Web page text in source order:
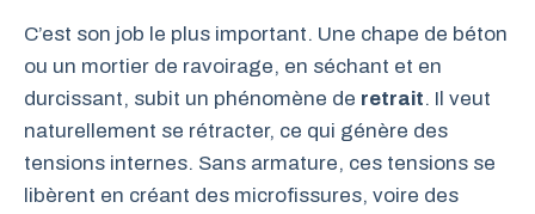
C’est son job le plus important. Une chape de béton
ou un mortier de ravoirage, en séchant et en
durcissant, subit un phénomène de retrait. Il veut
naturellement se rétracter, ce qui génère des
tensions internes. Sans armature, ces tensions se
libèrent en créant des microfissures, voire des